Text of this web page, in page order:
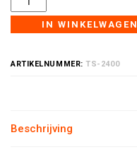
IN WINKELWAGEN
ARTIKELNUMMER:TS-2400
Beschrijving